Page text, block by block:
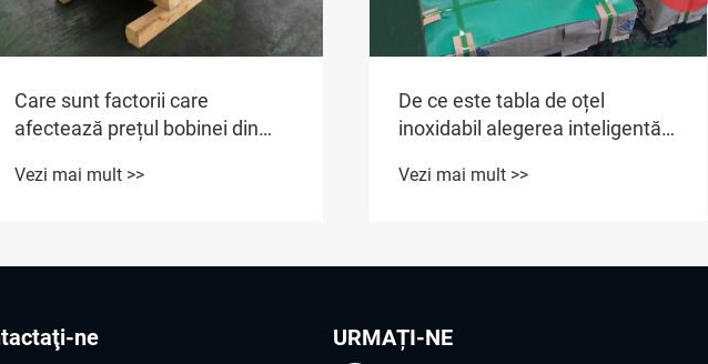
Care sunt factorii care
afectează prețul bobinei din
Vezi mai mult >>
De ce este tabla de oțel
inoxidabil alegerea inteligentă
modernă?
Vezi mai mult >>
ne URMAȚI-NE